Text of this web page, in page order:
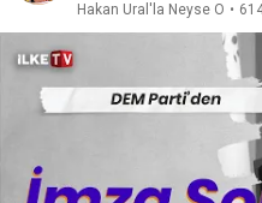
Hakan Ural'la Neyse O •